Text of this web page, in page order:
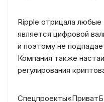
Ripple отрицала любые
является цифровой
и поэтому не
Компания также
регулирования
Спецпроекты